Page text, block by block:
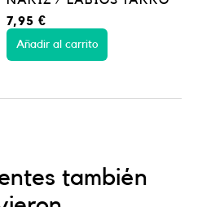
también